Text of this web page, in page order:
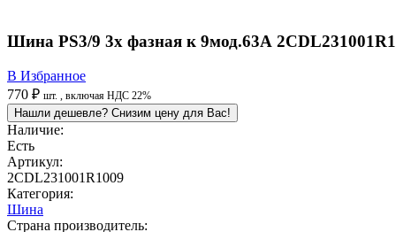
Шина PS3/9 3х фазная к 9мод.63А
В Избранное
770 ₽ шт. , включая НДС 22%
Нашли дешевле? Снизим цену для Вас!
Наличие:
Есть
Артикул:
2CDL231001R1009
Категория:
Шина
Страна производитель: